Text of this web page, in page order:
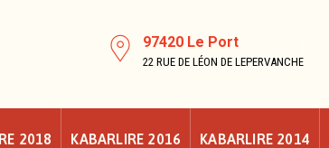
97420 Le Port
22 RUE DE LÉON DE LEPERVANCHE
2018 KABARLIRE 2016 KABARLIRE 2014